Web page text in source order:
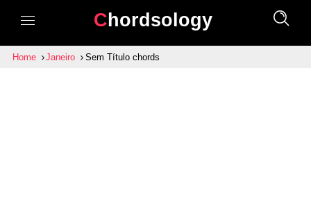
Chordsology
Home Janeiro Sem Título chords